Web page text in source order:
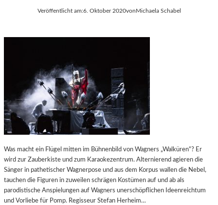
Veröffentlicht am:6. Oktober 2020vonMichaela Schabel
Was macht ein Flügel mitten im Bühnenbild von Wagners „Walküren“? Er
wird zur Zauberkiste und zum Karaokezentrum. Alternierend agieren die
Sänger in pathetischer Wagnerpose und aus dem Korpus wallen die Nebel,
tauchen die Figuren in zuweilen schrägen Kostümen auf und ab als
parodistische Anspielungen auf Wagners unerschöpflichen Ideenreichtum
und Vorliebe für Pomp. Regisseur Stefan Herheim…